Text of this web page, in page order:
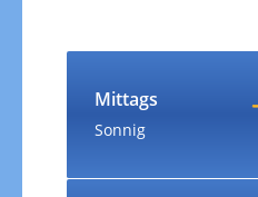
Mittags
Sonnig